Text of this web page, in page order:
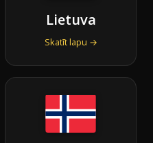
Lietuva
Skatīt lapu →